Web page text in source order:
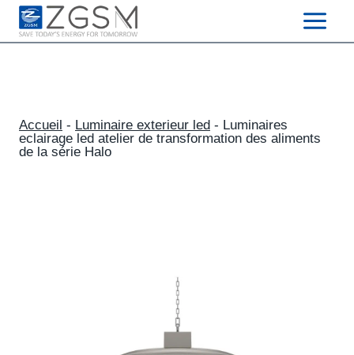
Skip
Accueil - Luminaire exterieur led - Luminaires
eclairage led atelier de transformation des aliments
de la série Halo